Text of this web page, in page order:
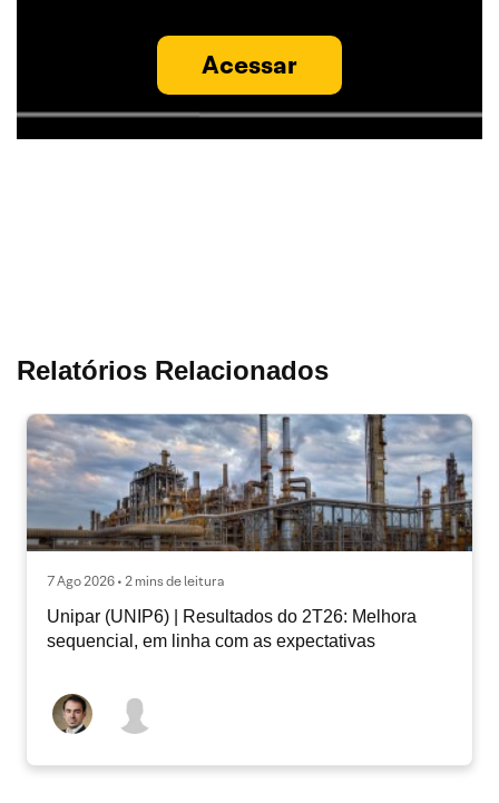
Acessar
Relatórios Relacionados
7 Ago 2026 • 2 mins de leitura
Unipar (UNIP6) | Resultados do 2T26: Melhora
sequencial, em linha com as expectativas